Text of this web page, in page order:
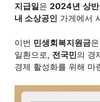
지급일은 2024년 상반
내 소상공인 가게에서
이번 민생회복지원금은
일환으로, 전국민의 경
경제 활성화를 위해 마